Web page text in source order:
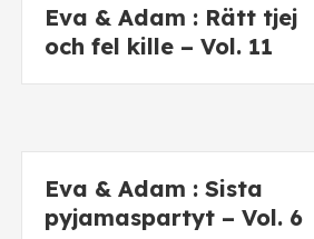
Eva & Adam : Rätt tjej
och fel kille – Vol. 11
Eva & Adam : Sista
pyjamaspartyt – Vol. 6